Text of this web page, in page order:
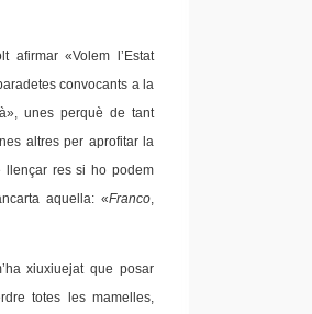
afirmar «Volem l’Estat
convocants a la
unes perquè de tant
altres per aprofitar la
llençar res si ho podem
aquella: «Franco,
xiuxiuejat que posar
totes les mamelles,